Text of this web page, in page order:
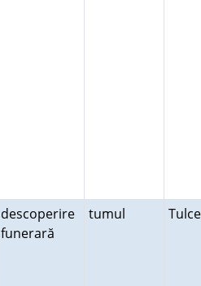
descoperire
funerară
tumul